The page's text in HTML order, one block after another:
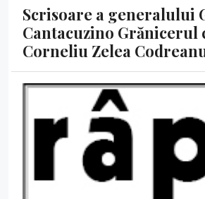
Scrisoare a generalului
Cantacuzino Grănicerul
Corneliu Zelea Codreanu